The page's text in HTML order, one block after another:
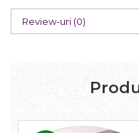
Review-uri (0)